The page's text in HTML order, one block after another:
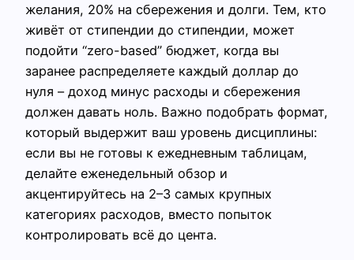
желания, 20% на сбережения и долги. Тем, кто
живёт от стипендии до стипендии, может
подойти “zero-based” бюджет, когда вы
заранее распределяете каждый доллар до
нуля – доход минус расходы и сбережения
должен давать ноль. Важно подобрать формат,
который выдержит ваш уровень дисциплины:
если вы не готовы к ежедневным таблицам,
делайте еженедельный обзор и
акцентируйтесь на 2–3 самых крупных
категориях расходов, вместо попыток
контролировать всё до цента.